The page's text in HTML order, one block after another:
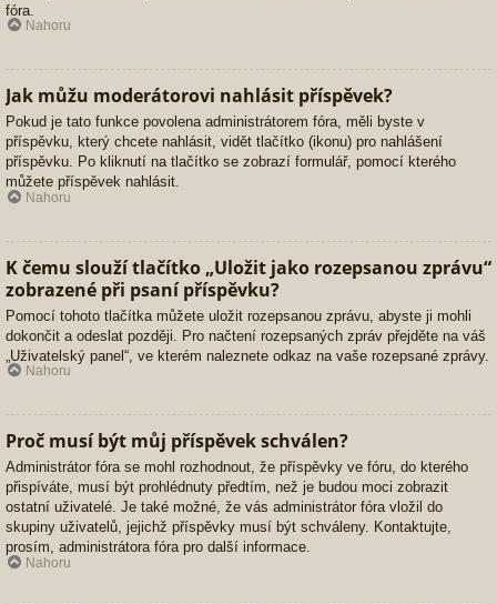
fóra.
Nahoru
Jak můžu moderátorovi nahlásit příspěvek?
Pokud je tato funkce povolena administrátorem fóra, měli byste v
příspěvku, který chcete nahlásit, vidět tlačítko (ikonu) pro nahlášení
příspěvku. Po kliknutí na tlačítko se zobrazí formulář, pomocí kterého
můžete příspěvek nahlásit.
Nahoru
K čemu slouží tlačítko „Uložit jako rozepsanou zprávu“
zobrazené při psaní příspěvku?
Pomocí tohoto tlačítka můžete uložit rozepsanou zprávu, abyste ji mohli
dokončit a odeslat později. Pro načtení rozepsaných zpráv přejděte na váš
„Uživatelský panel“, ve kterém naleznete odkaz na vaše rozepsané zprávy.
Nahoru
Proč musí být můj příspěvek schválen?
Administrátor fóra se mohl rozhodnout, že příspěvky ve fóru, do kterého
přispíváte, musí být prohlédnuty předtím, než je budou moci zobrazit
ostatní uživatelé. Je také možné, že vás administrátor fóra vložil do
skupiny uživatelů, jejichž příspěvky musí být schváleny. Kontaktujte,
prosím, administrátora fóra pro další informace.
Nahoru